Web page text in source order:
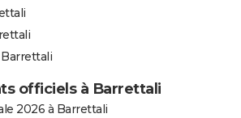
officiels à Barrettali
2026 à Barrettali